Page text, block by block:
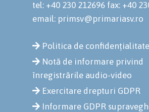
tel: +40 230 212696 fax: +40
email: primsv@primariasv.ro
Politica de confidențialitate
Notă de informare privind
înregistrările audio-video
Exercitare drepturi GDPR
Informare GDPR